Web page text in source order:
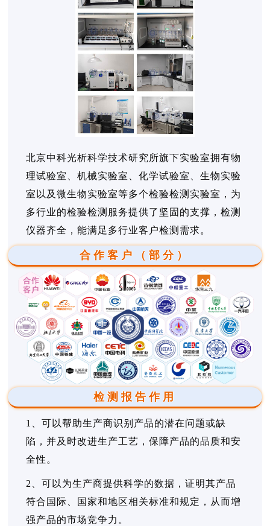
北京中科光析科学技术研究所旗下实验室拥有物
理试验室、机械实验室、化学试验室、生物实验
室以及微生物实验室等多个检验检测实验室，为
多行业的检验检测服务提供了坚固的支撑，检测
仪器齐全，能满足多行业客户检测需求。
合作客户（部分）
检测报告作用
1、可以帮助生产商识别产品的潜在问题或缺
陷，并及时改进生产工艺，保障产品的品质和安
全性。
2、可以为生产商提供科学的数据，证明其产品
符合国际、国家和地区相关标准和规定，从而增
强产品的市场竞争力。